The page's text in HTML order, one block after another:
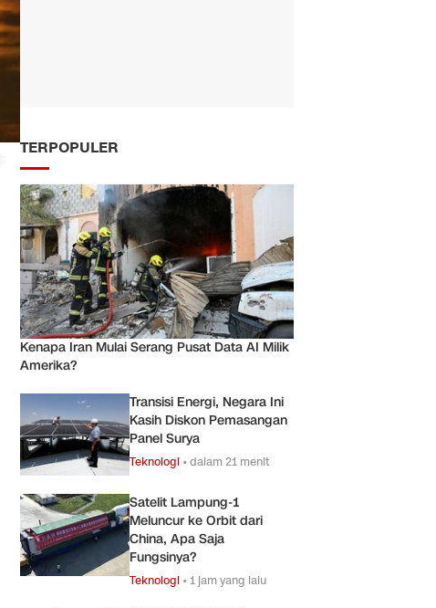
TERPOPULER
Kenapa Iran Mulai Serang Pusat Data AI Milik
Amerika?
Transisi Energi, Negara Ini
Kasih Diskon Pemasangan
Panel Surya
Teknologi •dalam 21 menit
Satelit Lampung-1
Meluncur ke Orbit dari
China, Apa Saja
Fungsinya?
Teknologi •1 jam yang lalu